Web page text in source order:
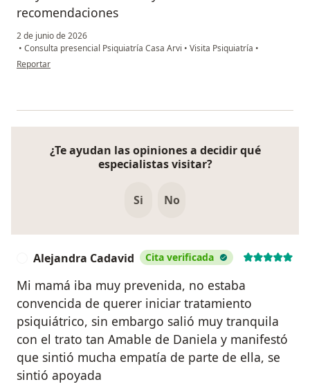
recomendaciones
2 de junio de 2026
• Consulta presencial Psiquiatría Casa Arvi • Visita Psiquiatría •
en opinión del usuario Julián Álvarez
Reportar
¿Te ayudan las opiniones a decidir qué
especialistas visitar?
Si No
Alejandra Cadavid Cita verificada
Mi mamá iba muy prevenida, no estaba
convencida de querer iniciar tratamiento
psiquiátrico, sin embargo salió muy tranquila
con el trato tan Amable de Daniela y manifestó
que sintió mucha empatía de parte de ella, se
sintió apoyada